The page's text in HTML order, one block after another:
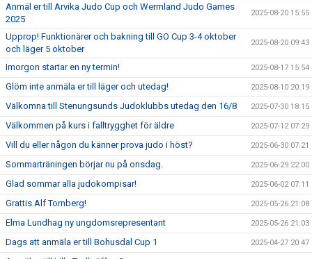
Anmäl er till Arvika Judo Cup och Wermland Judo Games
2025
2025-08-20 15:55
Upprop! Funktionärer och bakning till GO Cup 3-4 oktober
och läger 5 oktober
2025-08-20 09:43
Imorgon startar en ny termin! 2025-08-17 15:54
Glöm inte anmäla er till läger och utedag! 2025-08-10 20:19
Välkomna till Stenungsunds Judoklubbs utedag den 16/8 2025-07-30 18:15
Välkommen på kurs i falltrygghet för äldre 2025-07-12 07:29
Vill du eller någon du känner prova judo i höst? 2025-06-30 07:21
Sommarträningen börjar nu på onsdag. 2025-06-29 22:00
Glad sommar alla judokompisar! 2025-06-02 07:11
Grattis Alf Tornberg! 2025-05-26 21:08
Elma Lundhag ny ungdomsrepresentant 2025-05-26 21:03
Dags att anmäla er till Bohusdal Cup 1 2025-04-27 20:47